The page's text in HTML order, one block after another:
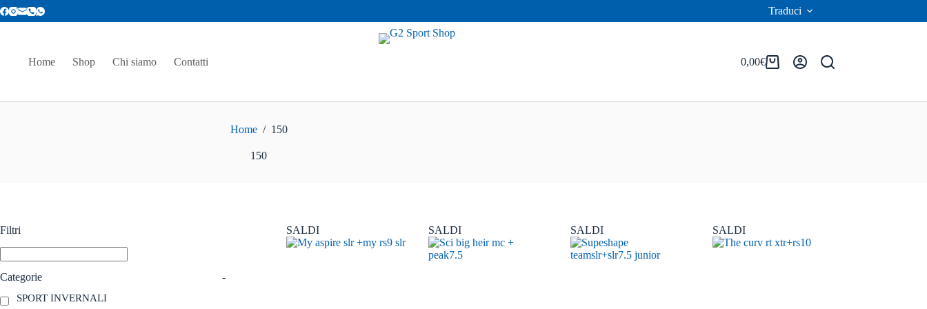
Salta
al
Traduci
Home Shop Chi siamo Contatti Carrello
0,00€
Home / 150
150
SALDI SALDI SALDI SALDI
Filtri
Categorie -
SPORT INVERNALI